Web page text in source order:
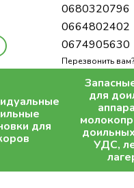
0680320796
0664802402
0674905630
Перезвонить вам?
для
для
УДС,